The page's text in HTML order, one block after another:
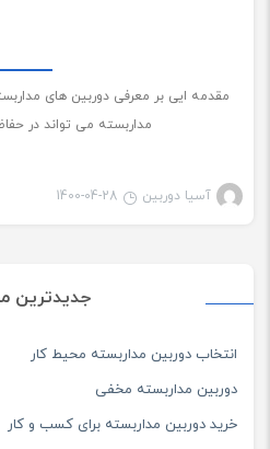
جدیدترین
انتخاب دوربین مداربسته محیط کار
دوربین مداربسته مخفی
خرید دوربین مداربسته برای کسب و کار
مقدمه ایی بر معرفی دوربین های
مداربسته می تواند در
آسیا دوربین 1400-04-28